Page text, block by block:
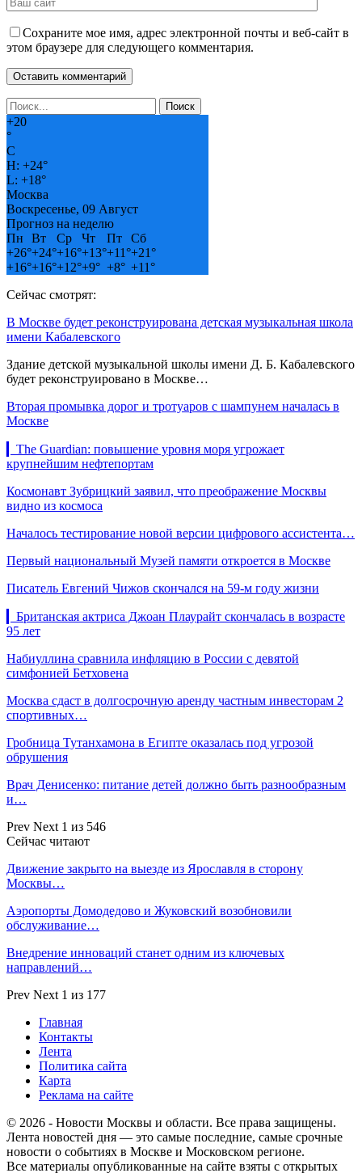
Сохраните мое имя, адрес электронной почты и веб-сайт в
этом браузере для следующего комментария.
+20
°
C
H: +24°
L: +18°
Москва
Воскресенье, 09 Август
Прогноз на неделю
Пн
Вт Ср Чт Пт
Сб
+26°+24°+16°+13°+11°+21°
+16°+16°+12°+9° +8° +11°
Сейчас смотрят:
В Москве будет реконструирована детская музыкальная школа
имени Кабалевского
Здание детской музыкальной школы имени Д. Б. Кабалевского
будет реконструировано в Москве…
Вторая промывка дорог и тротуаров с шампунем началась в
Москве
▎The Guardian: повышение уровня моря угрожает
крупнейшим нефтепортам
Космонавт Зубрицкий заявил, что преображение Москвы
видно из космоса
Началось тестирование новой версии цифрового ассистента…
Первый национальный Музей памяти откроется в Москве
Писатель Евгений Чижов скончался на 59-м году жизни
▎Британская актриса Джоан Плаурайт скончалась в возрасте
95 лет
Набиуллина сравнила инфляцию в России с девятой
симфонией Бетховена
Москва сдаст в долгосрочную аренду частным инвесторам 2
спортивных…
Гробница Тутанхамона в Египте оказалась под угрозой
обрушения
Врач Денисенко: питание детей должно быть разнообразным
и…
Prev Next 1 из 546
Сейчас читают
Движение закрыто на выезде из Ярославля в сторону
Москвы…
Аэропорты Домодедово и Жуковский возобновили
обслуживание…
Внедрение инноваций станет одним из ключевых
направлений…
Prev Next 1 из 177
Главная
Контакты
Лента
Политика сайта
Карта
Реклама на сайте
© 2026 - Новости Москвы и области. Все права защищены.
Лента новостей дня — это самые последние, самые срочные
новости о событиях в Москве и Московском регионе.
Все материалы опубликованные на сайте взяты с открытых